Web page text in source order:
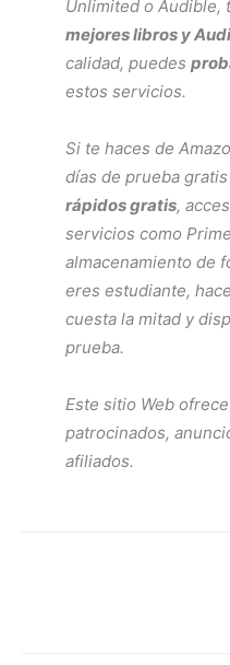
Unlimited o Audible,
mejores libros y
calidad, puedes
estos servicios.
Si te haces de
días de prueba
rápidos gratis,
servicios como
almacenamiento de
eres estudiante,
cuesta la mitad y
prueba.
Este sitio Web
patrocinados,
afiliados.